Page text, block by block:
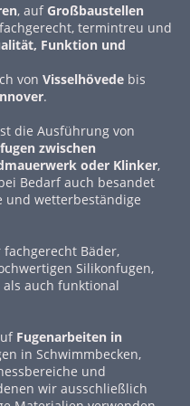
, aufGroßbaustellen
termintreu und
Funktion und
von Visselhövede bis
.
die Ausführung von
zwischen
oder Klinker,
Bedarf auch besandet
und wetterbeständige
Bäder,
Silikonfugen,
auch funktional
Fugenarbeiten in
in Schwimmbecken,
und
wir ausschließlich